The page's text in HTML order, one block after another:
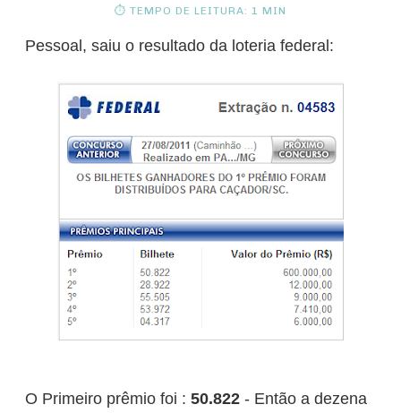
⏱ TEMPO DE LEITURA: 1 MIN
Pessoal, saiu o resultado da loteria federal:
O Primeiro prêmio foi : 50.822 - Então a dezena